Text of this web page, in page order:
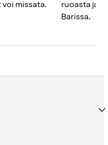
missata.
ruoasta ja
Barissa.